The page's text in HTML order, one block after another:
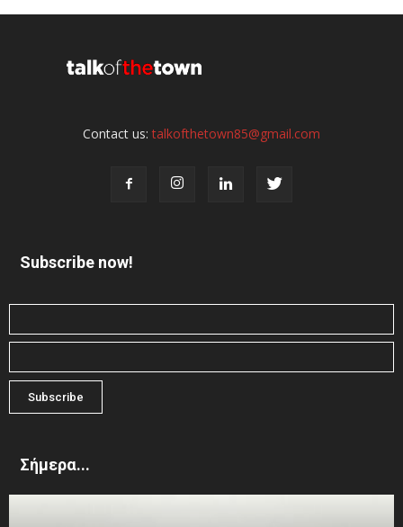
Contact us:talkofthetown85@gmail.com
Subscribe now!
Σήμερα...